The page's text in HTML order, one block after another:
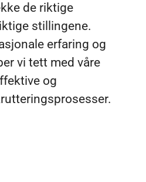
de riktige
stillingene.
erfaring og
vi tett med våre
og